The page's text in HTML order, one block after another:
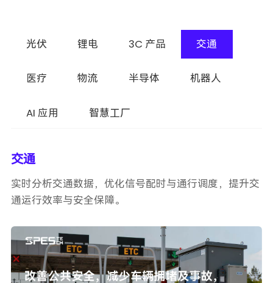
加入我们
光伏 锂电 3C 产品 交通
医疗 物流 半导体 机器人
AI 应用 智慧工厂
交通
实时分析交通数据，优化信号配时与通行调度，提升交
通运行效率与安全保障。